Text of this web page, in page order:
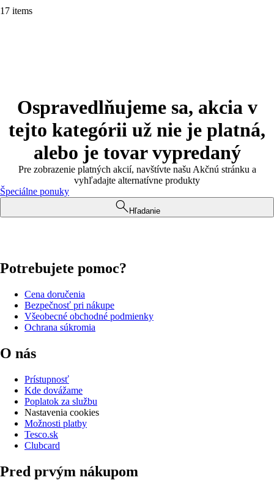
17 items
Ospravedlňujeme sa, akcia v
tejto kategórii už nie je platná,
alebo je tovar vypredaný
Pre zobrazenie platných akcií, navštívte našu Akčnú stránku a
vyhľadajte alternatívne produkty
Špeciálne ponuky
Hľadanie
Potrebujete pomoc?
Cena doručenia
Bezpečnosť pri nákupe
Všeobecné obchodné podmienky
Ochrana súkromia
O nás
Prístupnosť
Kde dovážame
Poplatok za službu
Nastavenia cookies
Možnosti platby
Tesco.sk
Clubcard
Pred prvým nákupom